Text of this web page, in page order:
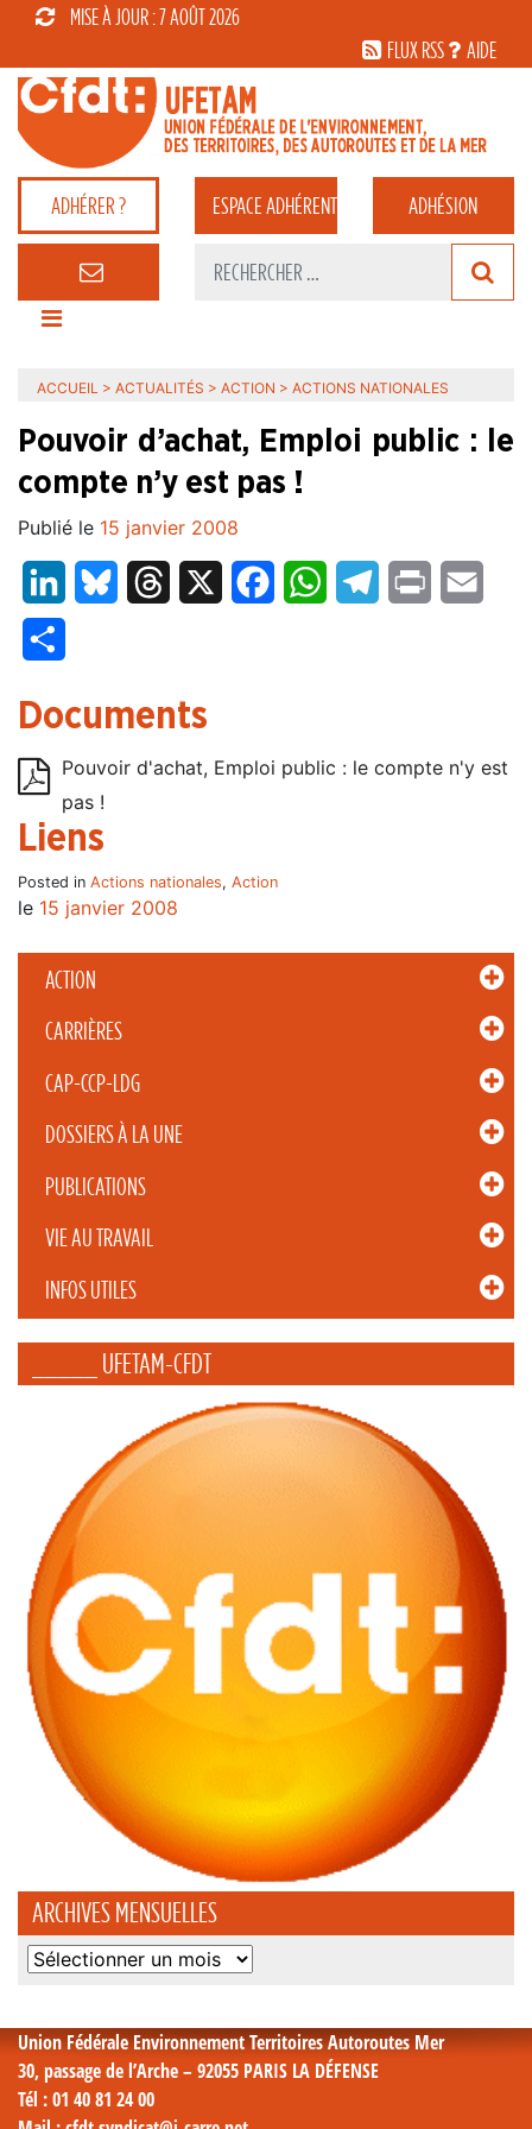
MISE À JOUR : 7 AOÛT 2026
FLUX RSS
AIDE
ADHÉRER ? ESPACEADHÉRENT ADHÉSION
ACTION
CARRIÈRES
CAP-CCP-LDG
DOSSIERS À LA UNE
PUBLICATIONS
VIE AU TRAVAIL
INFOS UTILES
_____ UFETAM-CFDT
ARCHIVES MENSUELLES
Archives
ACCUEIL > ACTUALITÉS > ACTION > ACTIONS NATIONALES
Pouvoir d’achat, Emploi public : le
compte n’y est pas !
Publié le 15 janvier 2008
LinkedInBluesky Threads FacebookWhatsAppTelegram
Print
Documents
Pouvoir d'achat, Emploi public : le compte n'y est
pas !
Liens
Posted in Actions nationales, Action
le 15 janvier 2008
Union Fédérale Environnement Territoires Autoroutes Mer
30, passage de l’Arche – 92055 PARIS LA DÉFENSE
Tél : 01 40 81 24 00